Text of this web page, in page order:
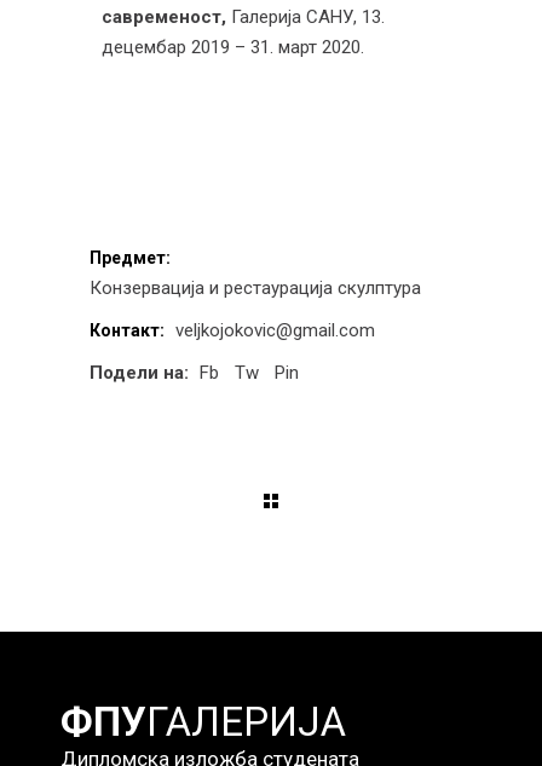
савременост, Галерија САНУ, 13.
децембар 2019 – 31. март 2020.
Предмет:
Конзервација и рестаурација скулптура
Контакт:
veljkojokovic@gmail.com
Подели на: Fb Tw Pin
ФПУГАЛЕРИЈА
Дипломска изложба студената